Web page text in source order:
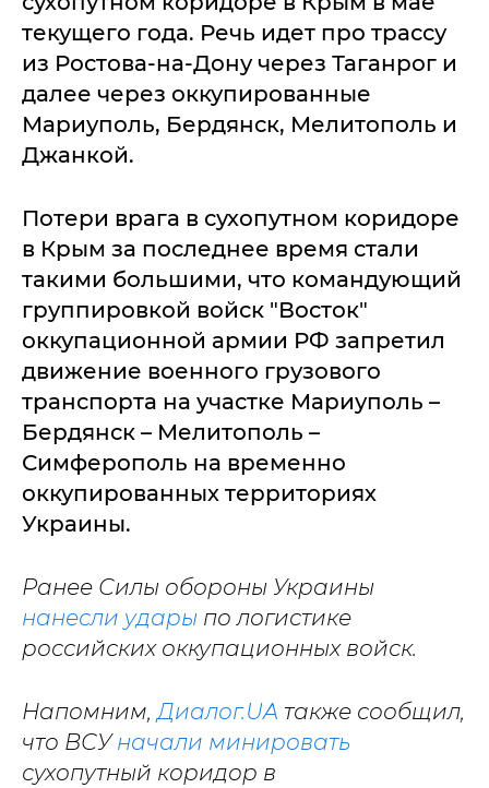
текущего года. Речь идет про трассу
из Ростова-на-Дону через Таганрог и
далее через оккупированные
Мариуполь, Бердянск, Мелитополь и
Джанкой.
Потери врага в сухопутном коридоре
в Крым за последнее время стали
такими большими, что командующий
группировкой войск "Восток"
оккупационной армии РФ запретил
движение военного грузового
транспорта на участке Мариуполь –
Бердянск – Мелитополь –
Симферополь на временно
оккупированных территориях
Украины.
Ранее Силы обороны Украины
нанесли удары по логистике
российских оккупационных войск.
Напомним,Диалог.UA также сообщил,
что ВСУначали минировать
сухопутный коридор в